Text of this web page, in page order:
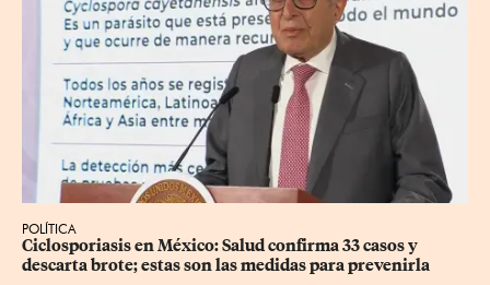
POLÍTICA
Ciclosporiasis en México: Salud confirma 33 casos y
descarta brote; estas son las medidas para prevenirla